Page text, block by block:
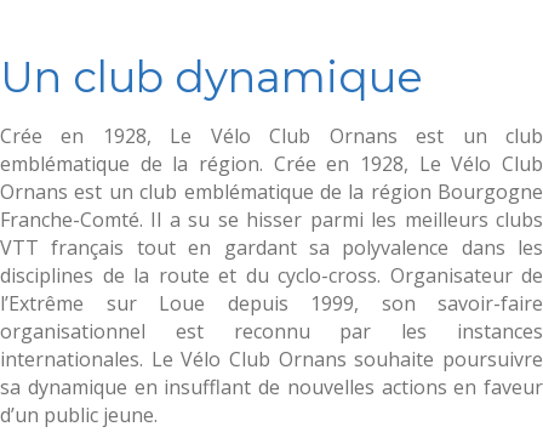
Un club dynamique
Crée en 1928, Le Vélo Club Ornans est un club
emblématique de la région. Crée en 1928, Le Vélo Club
Ornans est un club emblématique de la région Bourgogne
Franche-Comté. Il a su se hisser parmi les meilleurs clubs
VTT français tout en gardant sa polyvalence dans les
disciplines de la route et du cyclo-cross. Organisateur de
l’Extrême sur Loue depuis 1999, son savoir-faire
organisationnel est reconnu par les instances
internationales. Le Vélo Club Ornans souhaite poursuivre
sa dynamique en insufflant de nouvelles actions en faveur
d’un public jeune.